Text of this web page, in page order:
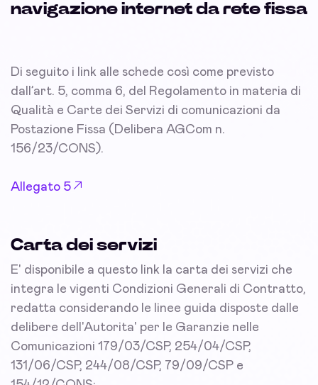
navigazione internet da rete fissa
Di seguito i link alle schede così come previsto
dall’art. 5, comma 6, del Regolamento in materia di
Qualità e Carte dei Servizi di comunicazioni da
Postazione Fissa (Delibera AGCom n.
156/23/CONS).
Allegato 5
Carta dei servizi
E' disponibile a questo link la carta dei servizi che
integra le vigenti Condizioni Generali di Contratto,
redatta considerando le linee guida disposte dalle
delibere dell'Autorita' per le Garanzie nelle
Comunicazioni 179/03/CSP, 254/04/CSP,
131/06/CSP, 244/08/CSP, 79/09/CSP e